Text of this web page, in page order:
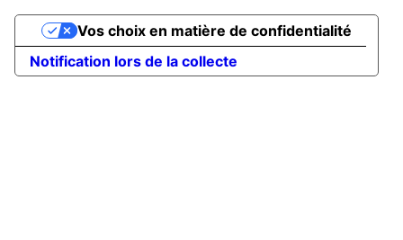
Notification lors de la collecte
Vos choix en matière de confidentialité